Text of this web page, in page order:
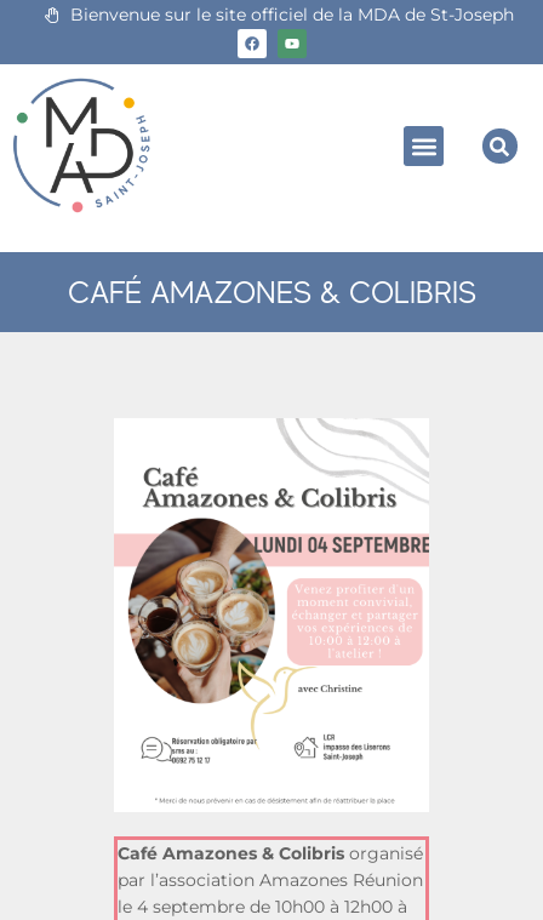
Bienvenue sur le site officiel de la MDA de St-Joseph
CAFÉ AMAZONES & COLIBRIS
Café Amazones & Colibris organisé
par l’association Amazones Réunion
le 4 septembre de 10h00 à 12h00 à